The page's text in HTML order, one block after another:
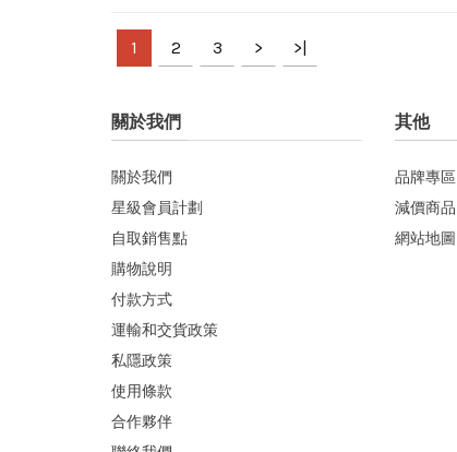
1 2 3 > >|
關於我們
關於我們
星級會員計劃
自取銷售點
購物說明
付款方式
運輸和交貨政策
私隱政策
使用條款
合作夥伴
其他
品牌專區
減價商品
網站地圖